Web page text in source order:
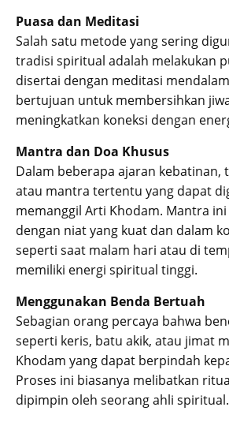
Puasa dan Meditasi
Salah satu metode yang sering
tradisi spiritual adalah melakukan
disertai dengan meditasi
bertujuan untuk membersihkan
meningkatkan koneksi dengan
Mantra dan Doa Khusus
Dalam beberapa ajaran kebatinan,
atau mantra tertentu yang dapat
memanggil Arti Khodam. Mantra
dengan niat yang kuat dan dalam
seperti saat malam hari atau di
memiliki energi spiritual tinggi.
Menggunakan Benda Bertuah
Sebagian orang percaya bahwa
seperti keris, batu akik, atau jimat
Khodam yang dapat berpindah
Proses ini biasanya melibatkan
dipimpin oleh seorang ahli spiritual.